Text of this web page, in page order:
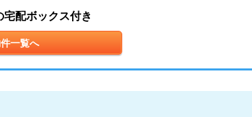
宅配ボックス付き
一覧へ